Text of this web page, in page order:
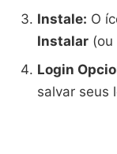
Instale: O
Instalar (ou
Login
salvar seus